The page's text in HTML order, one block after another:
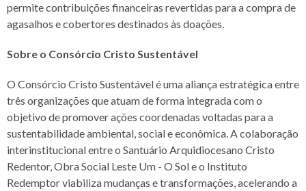
permite contribuições financeiras revertidas para a compra de
agasalhos e cobertores destinados às doações.
Sobre o Consórcio Cristo Sustentável
O Consórcio Cristo Sustentável é uma aliança estratégica entre
três organizações que atuam de forma integrada com o
objetivo de promover ações coordenadas voltadas para a
sustentabilidade ambiental, social e econômica. A colaboração
interinstitucional entre o Santuário Arquidiocesano Cristo
Redentor, Obra Social Leste Um - O Sol e o Instituto
Redemptor viabiliza mudanças e transformações, acelerando a